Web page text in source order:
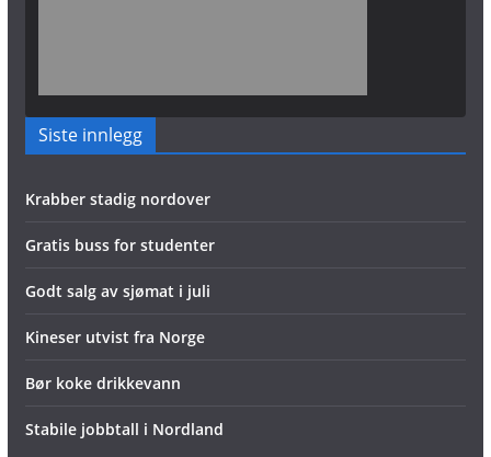
Siste innlegg
Krabber stadig nordover
Gratis buss for studenter
Godt salg av sjømat i juli
Kineser utvist fra Norge
Bør koke drikkevann
Stabile jobbtall i Nordland